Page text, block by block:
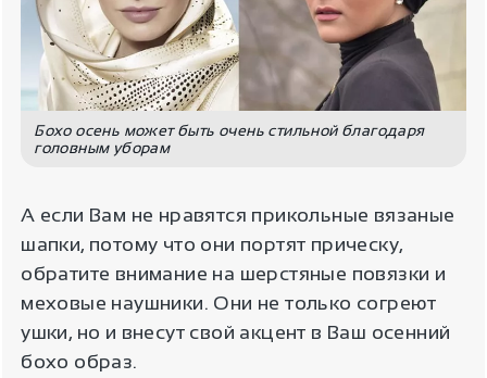
Бохо осень может быть очень стильной благодаря
головным уборам
А если Вам не нравятся прикольные вязаные
шапки, потому что они портят прическу,
обратите внимание на шерстяные повязки и
меховые наушники. Они не только согреют
ушки, но и внесут свой акцент в Ваш осенний
бохо образ.